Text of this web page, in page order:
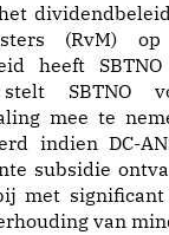
(RvM)
heeft
SBTNO
mee te
indien DC-
subsidie
met
van